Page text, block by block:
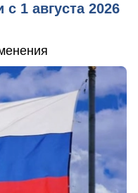
1 августа 2026